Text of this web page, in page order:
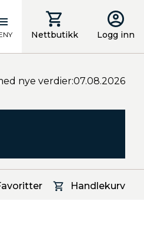
Nettbutikk Logg inn
nye verdier:07.08.2026
Handlekurv